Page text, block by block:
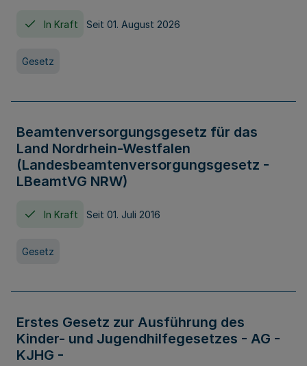
In Kraft Seit 01. August 2026
Gesetz
Beamtenversorgungsgesetz für das
Land Nordrhein-Westfalen
(Landesbeamtenversorgungsgesetz -
LBeamtVG NRW)
In Kraft Seit 01. Juli 2016
Gesetz
Erstes Gesetz zur Ausführung des
Kinder- und Jugendhilfegesetzes - AG -
KJHG -